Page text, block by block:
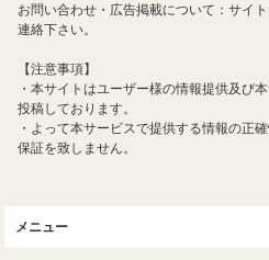
お問い合わせ・広告掲載について：サイ
連絡下さい。
【注意事項】
・本サイトはユーザー様の情報提供及び
投稿しております。
・よって本サービスで提供する情報の正
保証を致しません。
メニュー